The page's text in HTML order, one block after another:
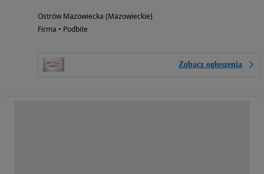
Ostrów Mazowiecka (Mazowieckie)
Firma • Podbite
Zobacz ogłoszenia